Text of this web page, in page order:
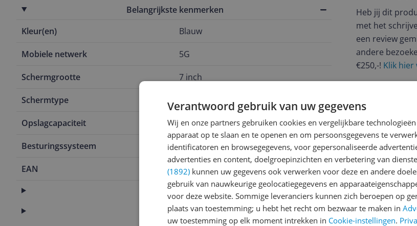
Belangrijkste kenmerken
Kleur(en)
Blauw
Mobiele netwerk 5G
Schermgrootte 7 inch
Schermtype AMOLED
Opslagcapaciteit 128 GB
Besturingssysteem Android
EAN
8806099028305
Aansluitingen
Algemeen
Heb jij dit
met het
een review
andere
€250,-! Klik
Welk cijfer geef
2
1
Verantwoord gebruik van uw gegevens
Wij en onze partners gebruiken cookies en vergelijkbare
apparaat op te slaan en te openen en om persoonsgegevens te
identificatoren en browsegegevens, voor gepersonaliseerde
advertenties en content, doelgroepinzichten en verbetering van
(1892) kunnen uw gegevens ook verwerken voor deze en andere
gebruik van nauwkeurige geolocatiegegevens en
voor deze website. Sommige leveranciers kunnen zich beroepen op
plaats van toestemming; u hebt het recht om bezwaar te maken in
uw toestemming op elk moment intrekken in Cookie-instellingen.